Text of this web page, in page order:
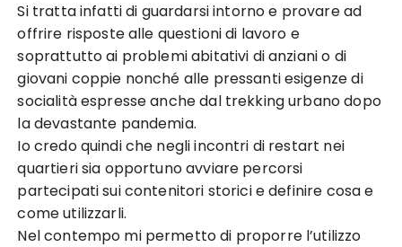
Si tratta infatti di guardarsi intorno e provare ad
offrire risposte alle questioni di lavoro e
soprattutto ai problemi abitativi di anziani o di
giovani coppie nonché alle pressanti esigenze di
socialità espresse anche dal trekking urbano dopo
la devastante pandemia.
Io credo quindi che negli incontri di restart nei
quartieri sia opportuno avviare percorsi
partecipati sui contenitori storici e definire cosa e
come utilizzarli.
Nel contempo mi permetto di proporre l’utilizzo